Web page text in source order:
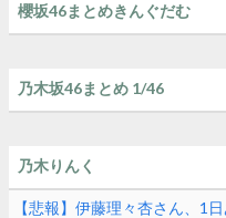
櫻坂46まとめきんぐだむ
乃木坂46まとめ 1/46
乃木りんく
【悲報】伊藤理々杏さん、